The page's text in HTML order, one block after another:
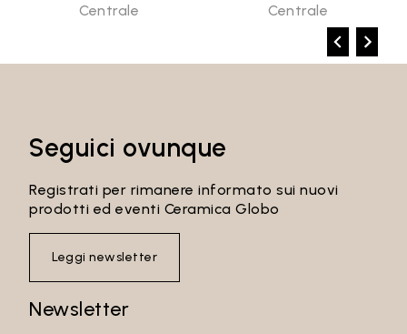
Centrale
Centrale
Seguici ovunque
Registrati per rimanere informato sui nuovi
prodotti ed eventi Ceramica Globo
Leggi newsletter
Newsletter